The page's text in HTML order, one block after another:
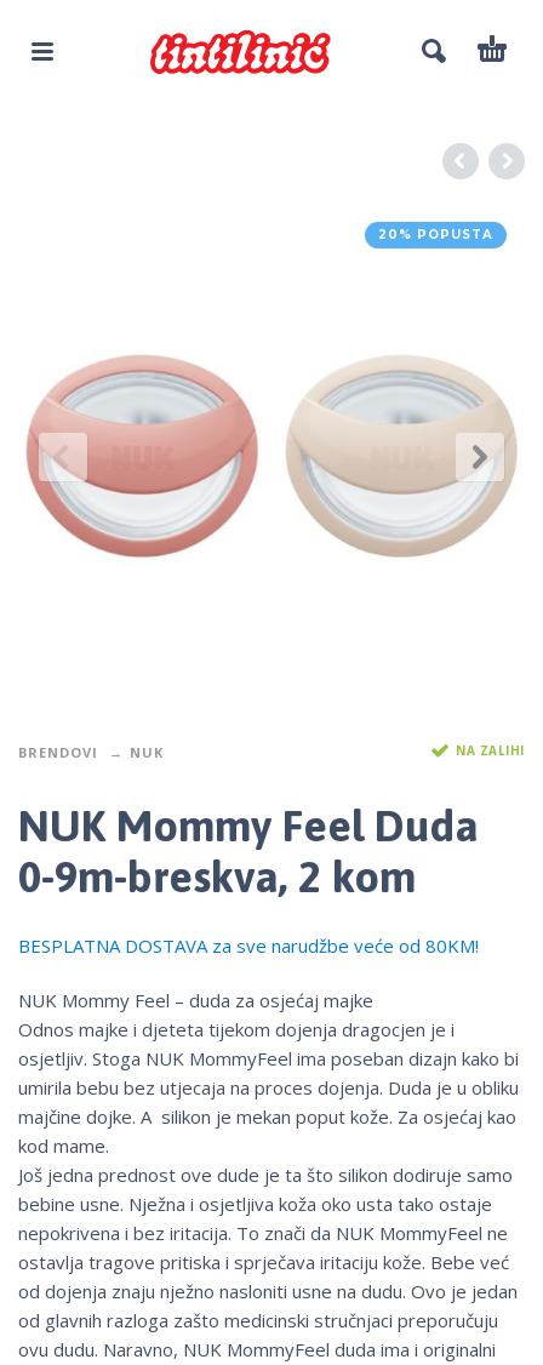
20% POPUSTA
BRENDOVI NUK NA ZALIHI
NUK Mommy Feel Duda
0-9m-breskva, 2 kom
BESPLATNA DOSTAVA za sve narudžbe veće od 80KM!
NUK Mommy Feel – duda za osjećaj majke
Odnos majke i djeteta tijekom dojenja dragocjen je i
osjetljiv. Stoga NUK MommyFeel ima poseban dizajn kako bi
umirila bebu bez utjecaja na proces dojenja. Duda je u obliku
majčine dojke. A silikon je mekan poput kože. Za osjećaj kao
kod mame.
Još jedna prednost ove dude je ta što silikon dodiruje samo
bebine usne. Nježna i osjetljiva koža oko usta tako ostaje
nepokrivena i bez iritacija. To znači da NUK MommyFeel ne
ostavlja tragove pritiska i sprječava iritaciju kože. Bebe već
od dojenja znaju nježno nasloniti usne na dudu. Ovo je jedan
od glavnih razloga zašto medicinski stručnjaci preporučuju
ovu dudu. Naravno, NUK MommyFeel duda ima i originalni